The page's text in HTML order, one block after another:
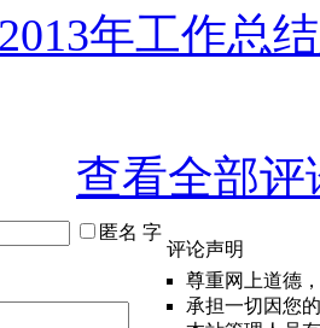
年工作总
查看全部评
匿名 字
评论声明
尊重网上道德
承担一切因您